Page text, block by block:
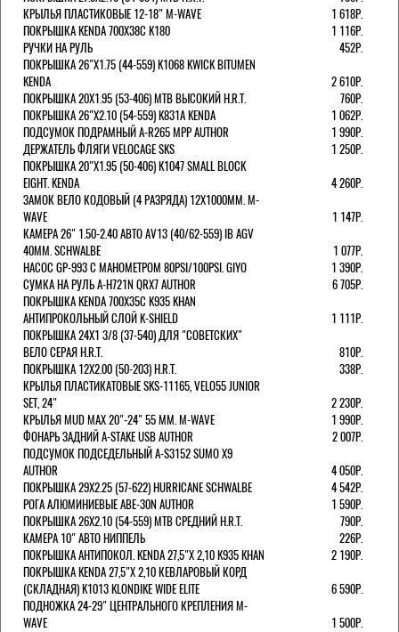
КРЫЛЬЯ ПЛАСТИКОВЫЕ 12-18" M-WAVE
1 618Р.
ПОКРЫШКА KENDA 700Х38С K180
1 116Р.
РУЧКИ НА РУЛЬ
452Р.
ПОКРЫШКА 26"Х1.75 (44-559) K1068 KWICK BITUMEN
KENDA
2 610Р.
ПОКРЫШКА 20X1.95 (53-406) MTB ВЫСОКИЙ H.R.T.
760Р.
ПОКРЫШКА 26"Х2.10 (54-559) K831A KENDA
1 062Р.
ПОДСУМОК ПОДРАМНЫЙ A-R265 MPP AUTHOR
1 990Р.
ДЕРЖАТЕЛЬ ФЛЯГИ VELOCAGE SKS
1 250Р.
ПОКРЫШКА 20"Х1.95 (50-406) K1047 SMALL BLOCK
EIGHT. KENDA
4 260Р.
ЗАМОК ВЕЛО КОДОВЫЙ (4 РАЗРЯДА) 12Х1000ММ. M-
WAVE
1 147Р.
КАМЕРА 26" 1.50-2.40 АВТО AV13 (40/62-559) IB AGV
40MM. SCHWALBE
1 077Р.
НАСОС GP-993 С МАНОМЕТРОМ 80PSI/100PSI. GIYO
1 390Р.
СУМКА НА РУЛЬ A-H721N QRX7 AUTHOR
6 705Р.
ПОКРЫШКА KENDA 700Х35С K935 KHAN
АНТИПРОКОЛЬНЫЙ СЛОЙ K-SHIELD
1 111Р.
ПОКРЫШКА 24X1 3/8 (37-540) ДЛЯ "СОВЕТСКИХ"
ВЕЛО СЕРАЯ H.R.T.
810Р.
ПОКРЫШКА 12X2.00 (50-203) H.R.T.
338Р.
КРЫЛЬЯ ПЛАСТИКАТОВЫЕ SKS-11165, VELO55 JUNIOR
SET, 24"
2 230Р.
КРЫЛЬЯ MUD MAX 20"-24" 55 ММ. M-WAVE
1 990Р.
ФОНАРЬ ЗАДНИЙ A-STAKE USB AUTHOR
2 007Р.
ПОДСУМОК ПОДСЕДЕЛЬНЫЙ A-S3152 SUMO X9
AUTHOR
4 050Р.
ПОКРЫШКА 29X2.25 (57-622) HURRICANE SCHWALBE
4 542Р.
РОГА АЛЮМИНИЕВЫЕ ABE-30N AUTHOR
1 590Р.
ПОКРЫШКА 26X2.10 (54-559) MTB СРЕДНИЙ H.R.T.
790Р.
КАМЕРА 10" АВТО НИППЕЛЬ
226Р.
ПОКРЫШКА АНТИПОКОЛ. KENDA 27,5"Х 2,10 K935 KHAN
2 190Р.
ПОКРЫШКА KENDA 27,5"Х 2,10 КЕВЛАРОВЫЙ КОРД
(СКЛАДНАЯ) K1013 KLONDIKE WIDE ELITE
6 590Р.
ПОДНОЖКА 24-29" ЦЕНТРАЛЬНОГО КРЕПЛЕНИЯ M-
WAVE
1 500Р.